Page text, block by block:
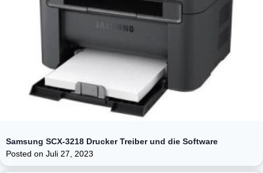
Samsung SCX-3218 Drucker Treiber und die Software
Posted on Juli 27, 2023